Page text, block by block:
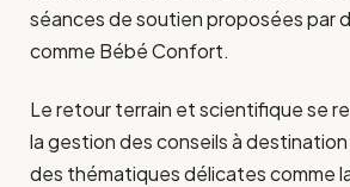
séances de soutien proposées par
comme Bébé Confort.
Le retour terrain et scientifique se
la gestion des conseils à
des thématiques délicates comme